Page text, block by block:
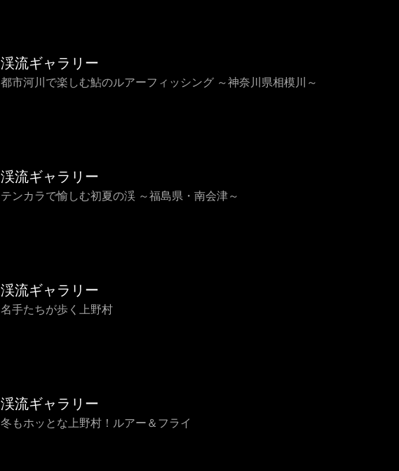
渓流ギャラリー
都市河川で楽しむ鮎のルアーフィッシング ～神奈川県相模川～
渓流ギャラリー
テンカラで愉しむ初夏の渓 ～福島県・南会津～
渓流ギャラリー
名手たちが歩く上野村
渓流ギャラリー
冬もホッとな上野村！ルアー＆フライ